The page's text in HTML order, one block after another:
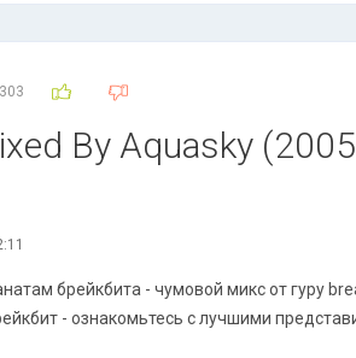
By Aquasky
брейкбита - чумовой микс от гуру
- ознакомьтесь с лучшими